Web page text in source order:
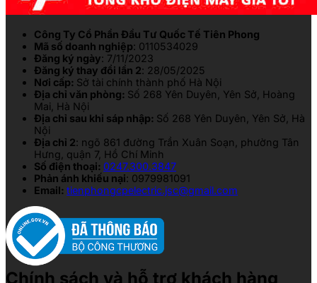
Công Ty Cổ Phần Đầu Tư Quốc Tế Tiên Phong
Mã số doanh nghiệp: 0110534029
Đăng ký ngày: 7/11/2023
Đăng ký thay đổi lần 2: 28/05/2025
Nơi cấp: Sở tài chính thành phố Hà Nội
Địa chỉ văn phòng: Số 268 Yên Duyên, Yên Sở, Hoàng
Mai, Hà Nội
Địa chỉ sau khi sáp nhập: Số 268 Yên Duyên, Yên Sở, Hà
Nội
Địa chỉ 2: ngõ 861 đường Trần Xuân Soạn, phường Tân
Hưng, quận 7, Hồ Chí Minh
Số điện thoại: 0247.300.3847
Phản ánh khiếu nại: 0979981091
Email: tienphongcpelectric.jsc@gmail.com
Chính sách và hỗ trợ khách hàng